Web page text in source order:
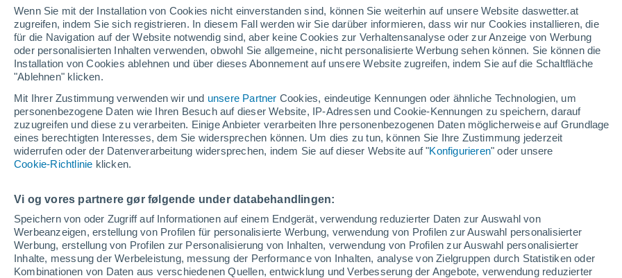
Wenn Sie mit der Installation von Cookies nicht einverstanden sind, können Sie weiterhin auf unsere Website daswetter.at
zugreifen, indem Sie sich registrieren. In diesem Fall werden wir Sie darüber informieren, dass wir nur Cookies installieren, die
für die Navigation auf der Website notwendig sind, aber keine Cookies zur Verhaltensanalyse oder zur Anzeige von Werbung
oder personalisierten Inhalten verwenden, obwohl Sie allgemeine, nicht personalisierte Werbung sehen können. Sie können die
Installation von Cookies ablehnen und über dieses Abonnement auf unsere Website zugreifen, indem Sie auf die Schaltfläche
"Ablehnen" klicken.
Mit Ihrer Zustimmung verwenden wir und unsere Partner Cookies, eindeutige Kennungen oder ähnliche Technologien, um
personenbezogene Daten wie Ihren Besuch auf dieser Website, IP-Adressen und Cookie-Kennungen zu speichern, darauf
zuzugreifen und diese zu verarbeiten. Einige Anbieter verarbeiten Ihre personenbezogenen Daten möglicherweise auf Grundlage
eines berechtigten Interesses, dem Sie widersprechen können. Um dies zu tun, können Sie Ihre Zustimmung jederzeit
widerrufen oder der Datenverarbeitung widersprechen, indem Sie auf dieser Website auf "Konfigurieren" oder unsere
Cookie-Richtlinie klicken.
Vi og vores partnere gør følgende under databehandlingen:
Speichern von oder Zugriff auf Informationen auf einem Endgerät, verwendung reduzierter Daten zur Auswahl von
Werbeanzeigen, erstellung von Profilen für personalisierte Werbung, verwendung von Profilen zur Auswahl personalisierter
Werbung, erstellung von Profilen zur Personalisierung von Inhalten, verwendung von Profilen zur Auswahl personalisierter
Inhalte, messung der Werbeleistung, messung der Performance von Inhalten, analyse von Zielgruppen durch Statistiken oder
Kombinationen von Daten aus verschiedenen Quellen, entwicklung und Verbesserung der Angebote, verwendung reduzierter
28°
15°
27°
Valle de
Carranza
Carrantza
Harana
29°
15°
27°
15°
23°
18°
Ondarroa
Urduña-
Orduña